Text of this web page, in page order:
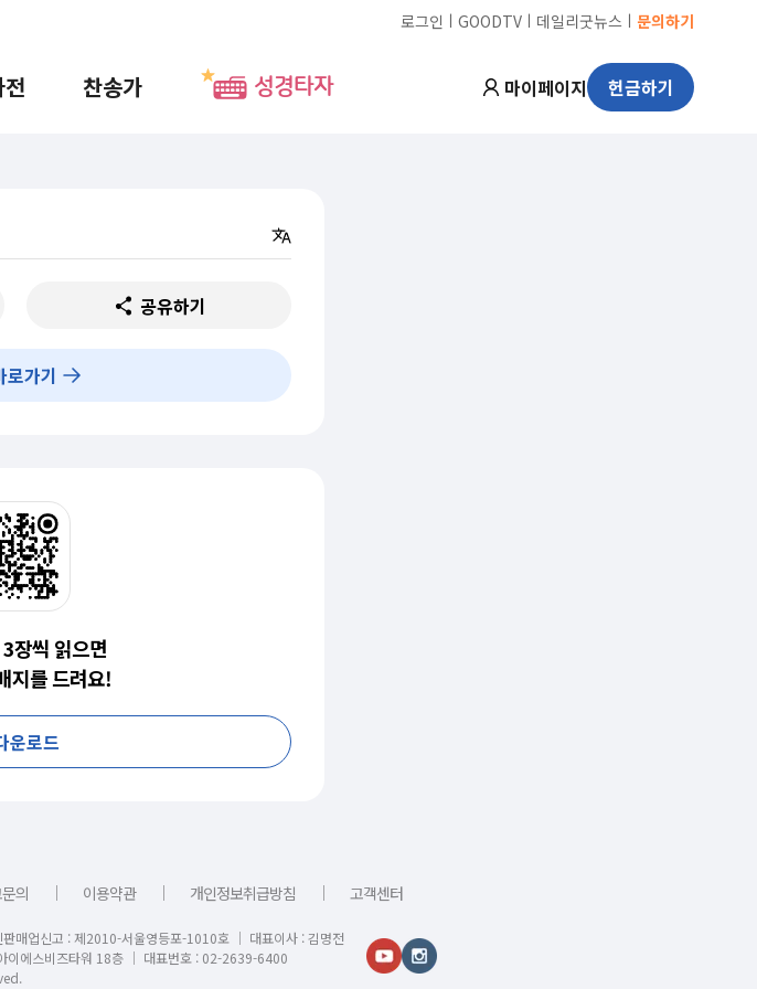
로그인 ㅣ GOODTV ㅣ 데일리굿뉴스 ㅣ 문의하기
찬송가 성경타자 마이페이지 헌금하기
공유하기
로가기
장씩 읽으면
지를 드려요!
운로드
의 ｜ 이용약관 ｜ 개인정보취급방침 ｜ 고객센터
매업신고 : 제2010-서울영등포-1010호 │ 대표이사 : 김명전
이에스비즈타워 18층 │ 대표번호 : 02-2639-6400